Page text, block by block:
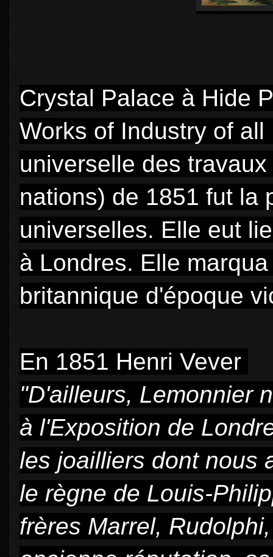
Crystal Palace à Hide
Works of Industry of
universelle des
nations) de 1851 fut la
universelles. Elle eut
à Londres. Elle
britannique d'époque
En 1851 Henri Vever
"D'ailleurs, Lemonnier
à l'Exposition de
les joailliers dont nous
le règne de Louis-
frères Marrel,